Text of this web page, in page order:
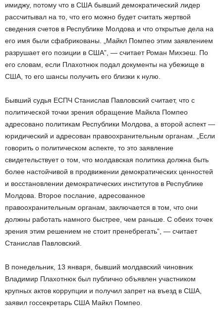
имиджу, потому что в США бывший демократический лидер
рассчитывал на то, что его можно будет считать жертвой
сведения счетов в Республике Молдова и что открытые дела на
его имя были сфабрикованы. „Майкл Помпео этим заявлением
разрушает его позиции в США”, — считает Роман Михэеш. По
его словам, если Плахотнюк подал документы на убежище в
США, то его шансы получить его близки к нулю.
Бывший судья ЕСПЧ Станислав Павловский считает, что с
политической точки зрения обращение Майкла Помпео
адресовано политикам Республики Молдова, а второй аспект —
юридический и адресован правоохранительным органам. „Если
говорить о политическом аспекте, то это заявление
свидетельствует о том, что молдавская политика должна быть
более настойчивой в продвижении демократических ценностей
и восстановлении демократических институтов в Республике
Молдова. Второе послание, адресованное
правоохранительным органам, заключается в том, что они
должны работать намного быстрее, чем раньше. С обеих точек
зрения этим решением не стоит пренебрегать”, — считает
Станислав Павловский.
В понедельник, 13 января, бывший молдавский чиновник
Владимир Плахотнюк был публично объявлен участником
крупных актов коррупции и получил запрет на въезд в США,
заявил госсекретарь США Майкл Помпео.